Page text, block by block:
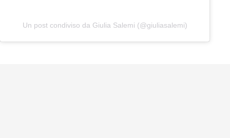
Un post condiviso da Giulia Salemi (@giuliasalemi)